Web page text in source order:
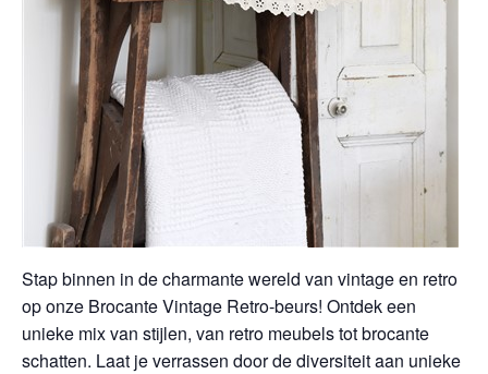
Stap binnen in de charmante wereld van vintage en retro
op onze Brocante Vintage Retro-beurs! Ontdek een
unieke mix van stijlen, van retro meubels tot brocante
schatten. Laat je verrassen door de diversiteit aan unieke